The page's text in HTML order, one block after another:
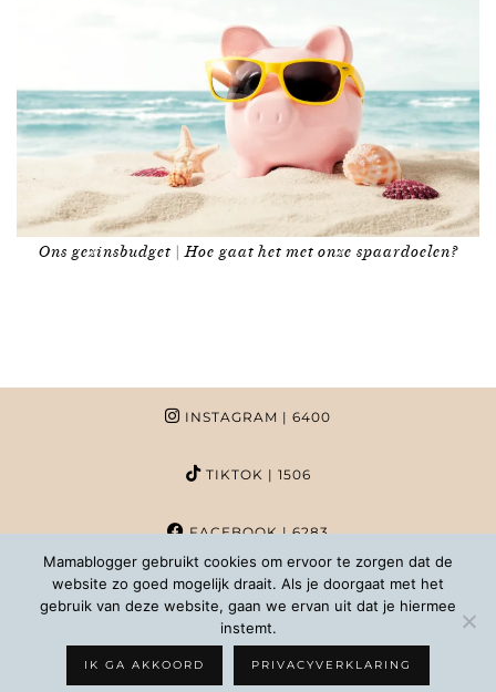
Ons gezinsbudget | Hoe gaat het met onze spaardoelen?
INSTAGRAM | 6400
TIKTOK | 1506
FACEBOOK| 6283
PINTEREST | 1020
WORDPRESS THEMES BYpipdig
Mamablogger gebruikt cookies om ervoor te zorgen dat de
website zo goed mogelijk draait. Als je doorgaat met het
gebruik van deze website, gaan we ervan uit dat je hiermee
instemt.
IK GA AKKOORD PRIVACYVERKLARING